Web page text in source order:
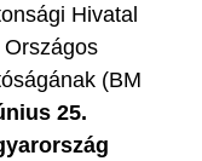
Hivatal
(BM
25.